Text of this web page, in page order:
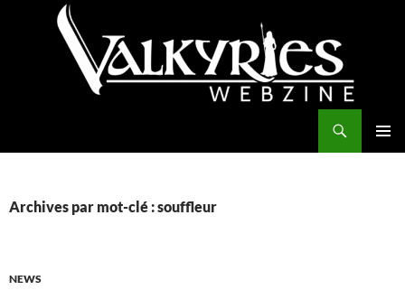
Archives par mot-clé : souffleur
NEWS